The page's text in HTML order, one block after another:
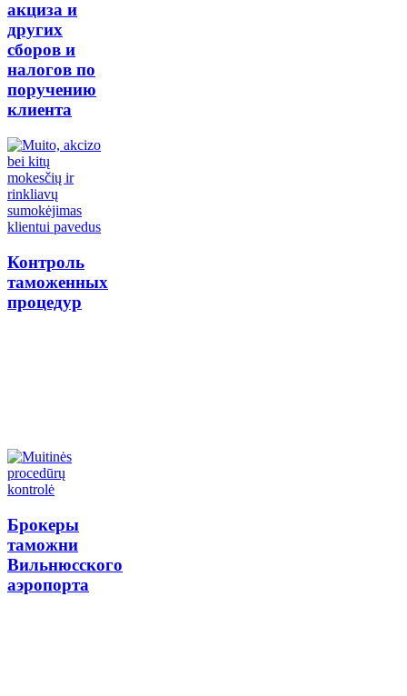
акциза и
других
сборов и
налогов по
поручению
клиента
Контроль
таможенных
процедур
Брокеры
таможни
Вильнюсского
аэропорта